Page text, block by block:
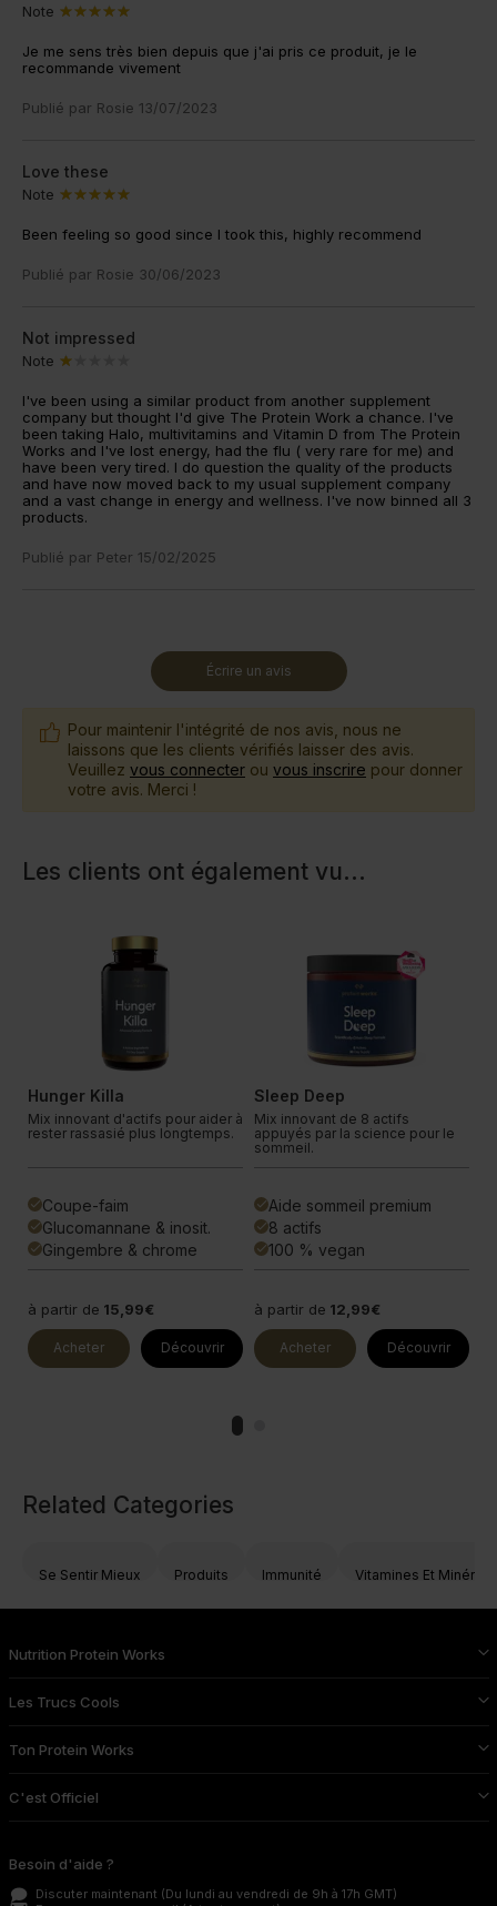
Note
Je me sens très bien depuis que j'ai pris ce produit, je le
recommande vivement
Publié par Rosie 13/07/2023
Love these
Note
Been feeling so good since I took this, highly recommend
Publié par Rosie 30/06/2023
Not impressed
Note
I've been using a similar product from another supplement
company but thought I'd give The Protein Work a chance. I've
been taking Halo, multivitamins and Vitamin D from The Protein
Works and I've lost energy, had the flu ( very rare for me) and
have been very tired. I do question the quality of the products
and have now moved back to my usual supplement company
and a vast change in energy and wellness. I've now binned all 3
products.
Publié par Peter 15/02/2025
Écrire un avis
Pour maintenir l'intégrité de nos avis, nous ne
laissons que les clients vérifiés laisser des avis.
Veuillez vous connecter ou vous inscrire pour donner
votre avis. Merci !
Les clients ont également vu...
Hunger Killa
Mix innovant d'actifs pour aider à
rester rassasié plus longtemps.
doneCoupe-faim
doneGlucomannane & inosit.
doneGingembre & chrome
à partir de 15,99€
Acheter Découvrir
Sleep Deep
Mix innovant de 8 actifs
appuyés par la science pour le
sommeil.
doneAide sommeil premium
done8 actifs
done100 % vegan
à partir de 12,99€
Acheter Découvrir
Related Categories
Se Sentir Mieux Produits Immunité Vitamines Et Minéraux
Nutrition Protein Works
Les Trucs Cools
Ton Protein Works
C'est Officiel
Besoin d'aide ?
Discuter maintenant (Du lundi au vendredi de 9h à 17h GMT)